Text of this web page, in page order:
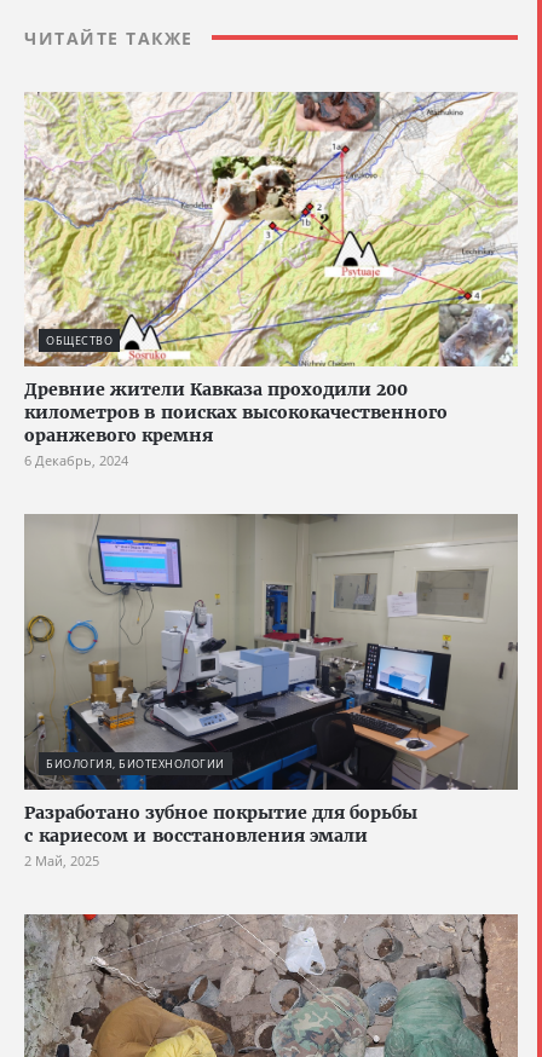
ЧИТАЙТЕ ТАКЖЕ
ОБЩЕСТВО
Древние жители Кавказа проходили 200
километров в поисках высококачественного
оранжевого кремня
6 Декабрь, 2024
БИОЛОГИЯ, БИОТЕХНОЛОГИИ
Разработано зубное покрытие для борьбы
с кариесом и восстановления эмали
2 Май, 2025